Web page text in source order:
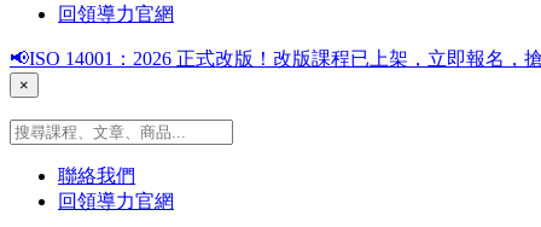
回領導力官網
📢ISO 14001：2026 正式改版！改版課程已上架，立即報名，
×
聯絡我們
回領導力官網